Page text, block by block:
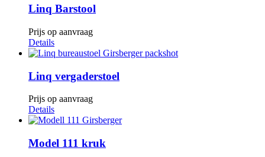
Linq Barstool
Prijs op aanvraag
Details
Linq vergaderstoel
Prijs op aanvraag
Details
Model 111 kruk